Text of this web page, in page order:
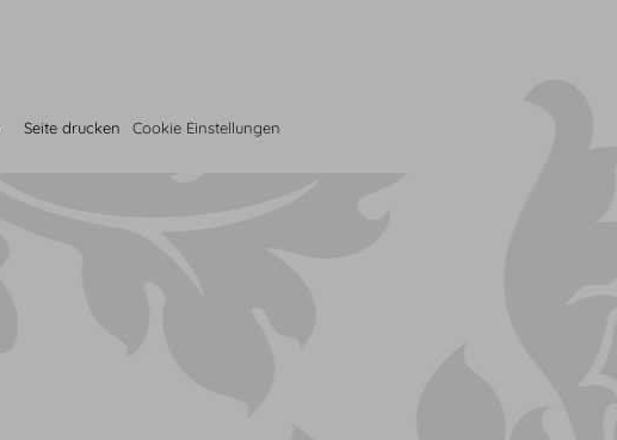
Seite drucken Cookie Einstellungen